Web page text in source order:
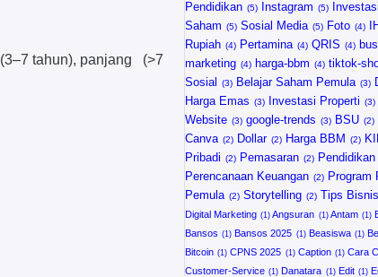
tahun), panjang (>7
Pendidikan
Instagram
Saham
Sosial Media Foto
Rupiah
Pertamina QRIS
marketing
harga-bbm tiktok-
Sosial
Belajar Saham Pemula
Harga Emas
Investasi Properti
Website
google-trends BSU
Canva
Dollar Harga BBM
Pribadi
Pemasaran
Pendidikan
Perencanaan Keuangan
Program
Pemula
Storytelling Tips Bisnis
Digital Marketing
Angsuran Antam
Bansos
Bansos 2025 Beasiswa
Bitcoin
CPNS 2025 Caption Cara
Customer-Service
Danatara Edit